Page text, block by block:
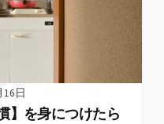
16日
】を身につけたら